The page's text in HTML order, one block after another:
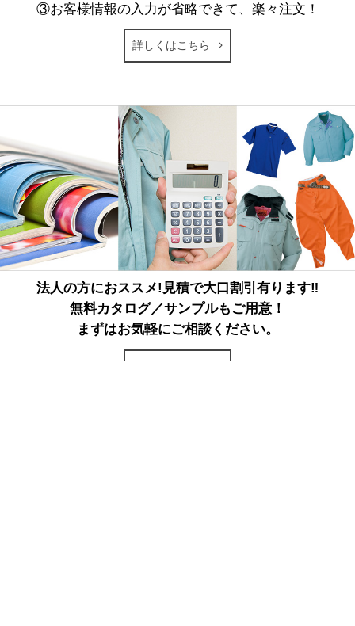
③お客様情報の入力が省略できて、楽々注文！
詳しくはこちら
法人の方におススメ!見積で大口割引有ります‼
無料カタログ／サンプルもご用意！
まずはお気軽にご相談ください。